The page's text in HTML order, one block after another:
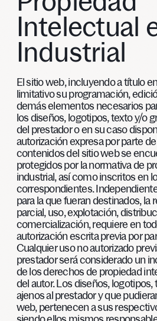
Intelectual
Industrial
El sitio web, incluyendo a título
limitativo su programación,
demás elementos necesarios
los diseños, logotipos, texto y/o
del prestador o en su caso
autorización expresa por parte
contenidos del sitio web se
protegidos por la normativa de
industrial, así como inscritos en
correspondientes.
para la que fueran destinados,
parcial, uso, explotación,
comercialización, requiere en
autorización escrita previa por
Cualquier uso no autorizado
prestador será considerado un
de los derechos de propiedad
del autor. Los diseños, logotipos,
ajenos al prestador y que
web, pertenecen a sus